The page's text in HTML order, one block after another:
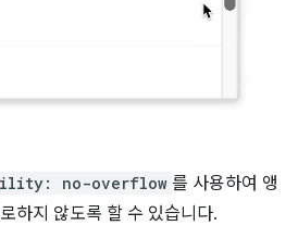
no-overflow 를 사용하여 앵
하지 않도록 할 수 있습니다.